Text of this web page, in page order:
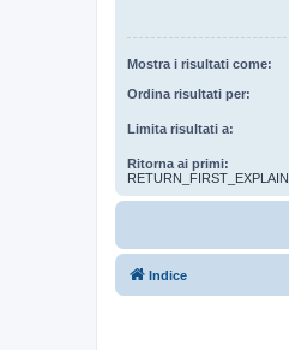
Mostra i risultati come:
Ordina risultati per:
Limita risultati a:
Ritorna ai primi:
RETURN_FIRST_EXPLAIN
Indice